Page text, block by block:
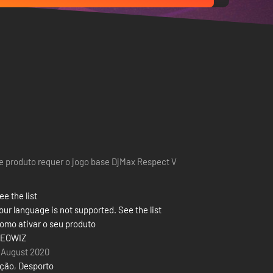
produto requer o jogo base DjMax Respect V
the list
language is not supported. See the list
ativar o seu produto
2020
, Desporto